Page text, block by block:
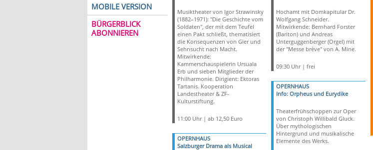
MOBILE VERSION
BÜRGERBLICK
ABONNIEREN
Musiktheater von Igor Strawinsky
(1882–1971): "Die Geschichte vom
Soldaten", der mit dem Teufel
einen Pakt schließt, thematisiert
die Konsequenzen von Gier und
Sehnsucht nach Macht.
Mitwirkende:
Kammerschauspielerin Ursuala
Erb und sieben Mitglieder der
Philharmonie. Dirigient: Ektoras
Tartanis. Kooperation
Landestheater & ZF-
Kulturstiftung.
11:00 Uhr | ab 12,50 Euro
OPERNHAUS
Salzburger Drama als Musical
Hochamt mit Domkapitular Dr.
Wolfgang Schneider.
Mitwirkende: Bernhard Forster
(Bariton) und Andreas
Unterguggenberger (Orgel) mit
der "Messe brève" von A. Mine.
09:30 Uhr | frei
OPERNHAUS
Info: Orpheus und Eurydike
Theaterfrühschoppen zur Oper
von Christoph Willibald Gluck.
Über mythologischen
Hintergrund und musikalische
Elemente des Werks.